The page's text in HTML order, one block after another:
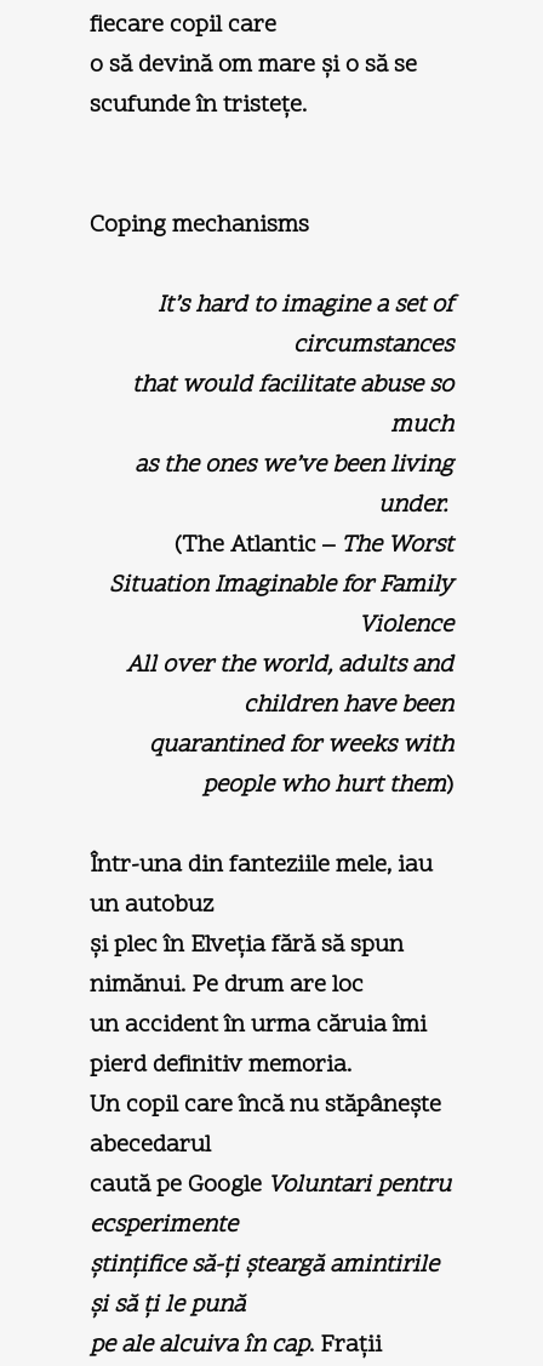
fiecare copil care
o să devină om mare şi o să se
scufunde în tristeţe.
Coping mechanisms
It’s hard to imagine a set of
circumstances
that would facilitate abuse so
much
as the ones we’ve been living
under.
(The Atlantic – The Worst
Situation Imaginable for Family
Violence
All over the world, adults and
children have been
quarantined for weeks with
people who hurt them)
Într-una din fanteziile mele, iau
un autobuz
şi plec în Elveţia fără să spun
nimănui. Pe drum are loc
un accident în urma căruia îmi
pierd definitiv memoria.
Un copil care încă nu stăpâneşte
abecedarul
caută pe Google Voluntari pentru
ecsperimente
ştinţifice să-ţi şteargă amintirile
şi să ţi le pună
pe ale alcuiva în cap. Fraţii